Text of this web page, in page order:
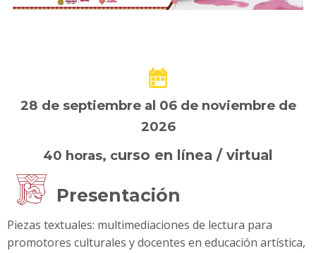
28 de septiembre al 06 de noviembre de
2026
40 horas, curso en línea / virtual
Presentación
Piezas textuales: multimediaciones de lectura para
promotores culturales y docentes en educación artística,